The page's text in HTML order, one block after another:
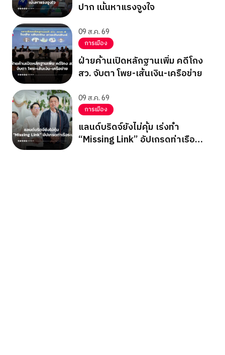
ปาก เน้นหาแรงจูงใจ
09 ส.ค. 69
การเมือง
ฝ่ายค้านเปิดหลักฐานเพิ่ม คดีโกง
สว. จับตา โพย-เส้นเงิน-เครือข่าย
09 ส.ค. 69
การเมือง
แลนด์บริดจ์ยังไม่คุ้ม เร่งทำ
“Missing Link” อัปเกรดท่าเรือ